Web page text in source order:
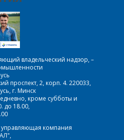
владельческий надзор, –
проспект, 2, корп. 4. 220033,
г. Минск
кроме субботы и
до 18.00,
компания